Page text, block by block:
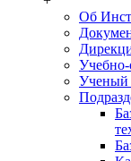
Об
Ученый